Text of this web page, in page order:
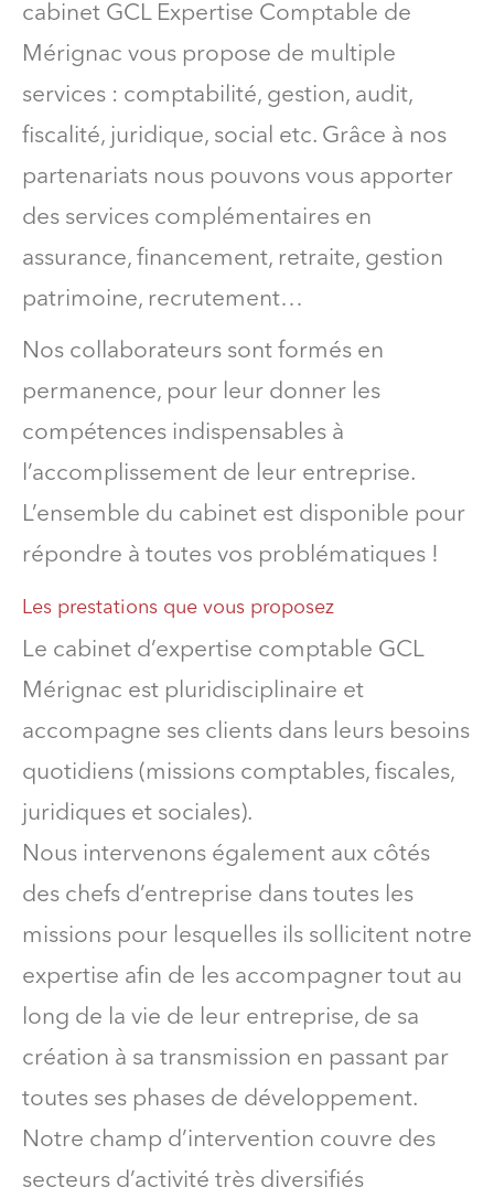
cabinet GCL Expertise Comptable de
Mérignac vous propose de multiple
services : comptabilité, gestion, audit,
fiscalité, juridique, social etc. Grâce à nos
partenariats nous pouvons vous apporter
des services complémentaires en
assurance, financement, retraite, gestion
patrimoine, recrutement…
Nos collaborateurs sont formés en
permanence, pour leur donner les
compétences indispensables à
l’accomplissement de leur entreprise.
L’ensemble du cabinet est disponible pour
répondre à toutes vos problématiques !
Les prestations que vous proposez
Le cabinet d’expertise comptable GCL
Mérignac est pluridisciplinaire et
accompagne ses clients dans leurs besoins
quotidiens (missions comptables, fiscales,
juridiques et sociales).
Nous intervenons également aux côtés
des chefs d’entreprise dans toutes les
missions pour lesquelles ils sollicitent notre
expertise afin de les accompagner tout au
long de la vie de leur entreprise, de sa
création à sa transmission en passant par
toutes ses phases de développement.
Notre champ d’intervention couvre des
secteurs d’activité très diversifiés